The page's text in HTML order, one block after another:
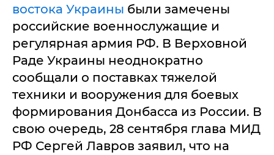
востока Украины были замечены
российские военнослужащие и
регулярная армия РФ. В Верховной
Раде Украины неоднократно
сообщали о поставках тяжелой
техники и вооружения для боевых
формирования Донбасса из России. В
свою очередь, 28 сентября глава МИД
РФ Сергей Лавров заявил, что на